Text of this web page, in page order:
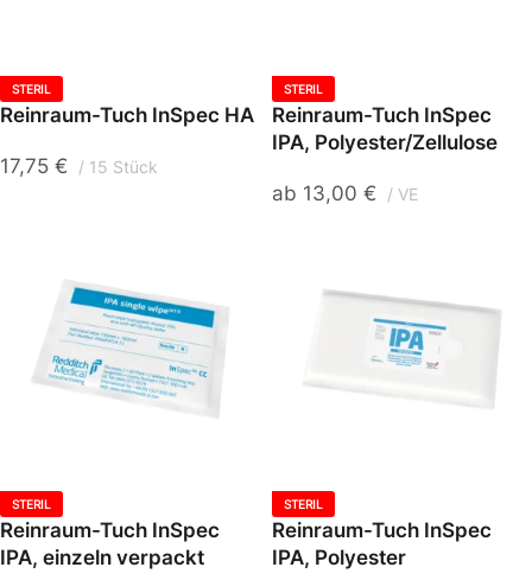
STERIL
Reinraum-Tuch InSpec HA
17,75 € 15 Stück
STERIL
Reinraum-Tuch InSpec
IPA, Polyester/Zellulose
ab 13,00 € VE
STERIL
Reinraum-Tuch InSpec
IPA, einzeln verpackt
STERIL
Reinraum-Tuch InSpec
IPA, Polyester